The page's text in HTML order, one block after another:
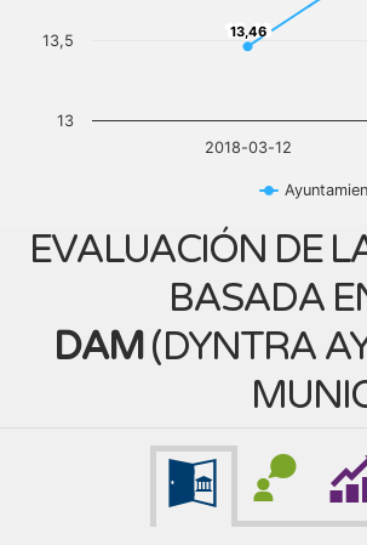
13,46
13,46
2018-03-12
13
13,5
EVALUACIÓN DE
BASADA
DAM(DYNTRA